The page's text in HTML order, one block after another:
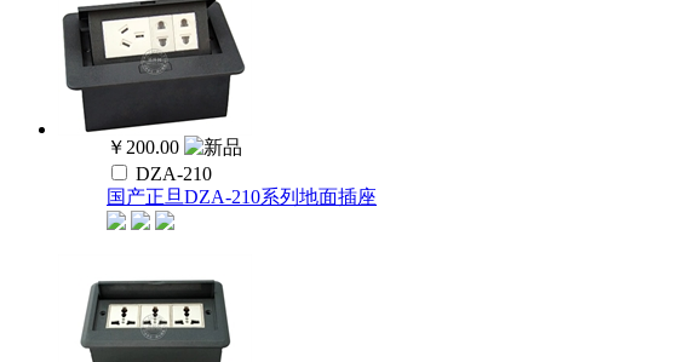
￥200.00
DZA-210
国产正旦DZA-210系列地面插座